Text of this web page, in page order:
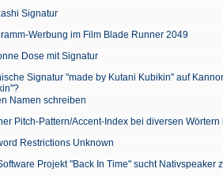
Signatur
Werbung im Film Blade Runner 2049
Dose mit Signatur
Signatur "made by Kutani Kubikin" auf
Namen schreiben
Pitch-Pattern/Accent-Index bei diversen
Restrictions Unknown
Projekt "Back In Time" sucht Nativspeaker